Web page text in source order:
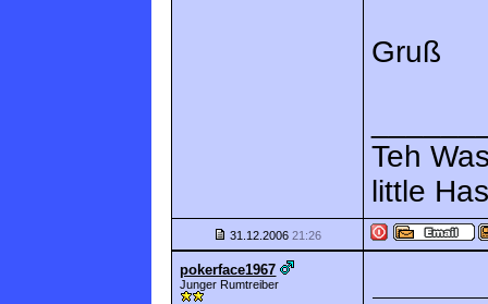
Gruß
Teh
little
31.12.200621:26
pokerface1967
Junger Rumtreiber